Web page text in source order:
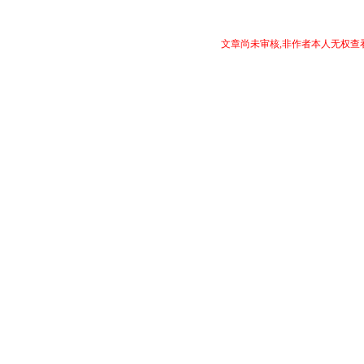
文章尚未审核,非作者本人无权查